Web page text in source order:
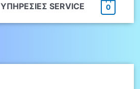
ΥΠHΡΕΣΙΕΣ SERVICE 0